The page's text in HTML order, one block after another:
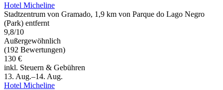
Hotel Micheline
Stadtzentrum von Gramado, 1,9 km von Parque do Lago Negro
(Park) entfernt
9,8/10
Außergewöhnlich
(192 Bewertungen)
130 €
inkl. Steuern & Gebühren
13. Aug.–14. Aug.
Hotel Micheline